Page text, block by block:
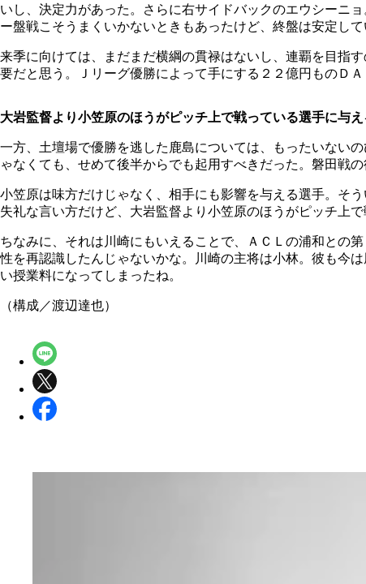
いし、決定力があった。さらに右サイドバックのエウシーニ
ー盤戦こそうまくいかないときもあったけど、終盤は安定して
来季に向けては、まだまだ横綱の貫禄はないし、連覇を目指
要だと思う。Ｊリーグ優勝によって手にする２２億円ものＤ
大岩監督より小笠原のほうがピッチ上で戦っている選手に与
一方、土壇場で優勝を逃した鹿島については、もったいない
ゃなくても、せめて後半からでも起用すべきだった。磐田戦
小笠原は味方だけじゃなく、相手にも影響を与える選手。そ
失礼な言い方だけど、大岩監督より小笠原のほうがピッチ上
ちなみに、それは川崎にもいえることで、ＡＣＬの浦和との
性を再認識したんじゃないかな。川崎の主将は小林。彼も今
い授業料になってしまったね。
（構成／渡辺達也）